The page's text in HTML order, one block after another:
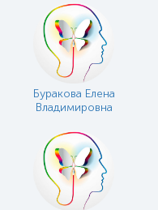
Буракова Елена
Владимировна